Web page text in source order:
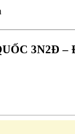
3N2Đ –